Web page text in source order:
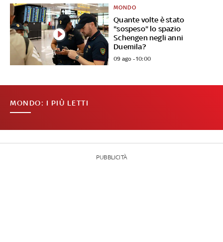
Quante volte è stato
"sospeso" lo spazio
Schengen negli anni
Duemila?
MONDO
09 ago - 10:00
MONDO: I PIÙ LETTI
PUBBLICITÀ